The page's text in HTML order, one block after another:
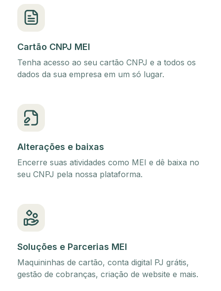
Cartão CNPJ MEI
Tenha acesso ao seu cartão CNPJ e a todos os
dados da sua empresa em um só lugar.
Alterações e baixas
Encerre suas atividades como MEI e dê baixa no
seu CNPJ pela nossa plataforma.
Soluções e Parcerias MEI
Maquininhas de cartão, conta digital PJ grátis,
gestão de cobranças, criação de website e mais.